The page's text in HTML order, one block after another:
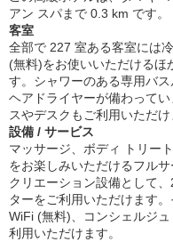
アン スパまで 0.3 km です。
客室
全部で 227 室ある客室には
(無料)をお使いいただけるほ
す。シャワーのある専用バ
ヘアドライヤーが備わって
スやデスクもご利用いただけ
設備 / サービス
マッサージ、ボディ トリー
をお楽しみいただけるフル
クリエーション設備として
ターをご利用いただけます
WiFi (無料)、コンシェルジ
利用いただけます。